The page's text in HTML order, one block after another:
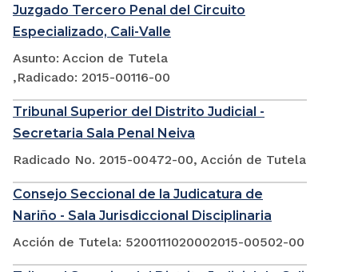
Juzgado Tercero Penal del Circuito
Especializado, Cali-Valle
Asunto: Accion de Tutela
,Radicado: 2015-00116-00
Tribunal Superior del Distrito Judicial -
Secretaria Sala Penal Neiva
Radicado No. 2015-00472-00, Acción de Tutela
Consejo Seccional de la Judicatura de
Nariño - Sala Jurisdiccional Disciplinaria
Acción de Tutela: 5200111020002015-00502-00